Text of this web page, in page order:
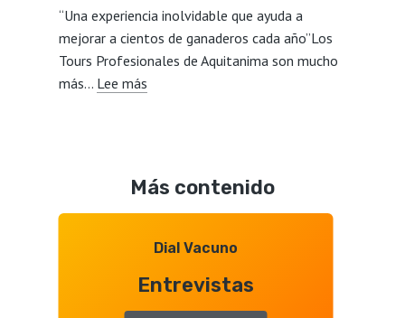
y
Mercosur,
“Una experiencia inolvidable que ayuda a
mejorar a cientos de ganaderos cada año”Los
Tours Profesionales de Aquitanima son mucho
más… Lee más:
Aquitanima
2026,
entrevista
Juan
Ramón
Más contenido
Dial Vacuno
Entrevistas